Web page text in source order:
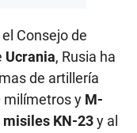
Consejo de
Ucrania, Rusia ha
de artillería
milímetros y M-
misiles KN-23y al